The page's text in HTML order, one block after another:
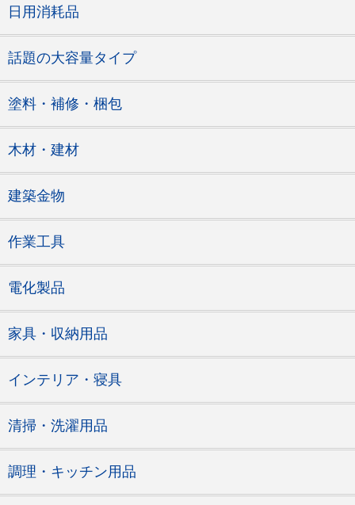
日用消耗品
話題の大容量タイプ
塗料・補修・梱包
木材・建材
建築金物
作業工具
電化製品
家具・収納用品
インテリア・寝具
清掃・洗濯用品
調理・キッチン用品